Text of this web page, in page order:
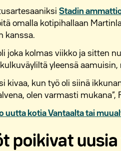
Stadin
omalla kotipihallaan
kanssa.
oli joka kolmas viikko ja sitten
yleensä
kivaa, kun työ oli siinä
olen varmasti mukana”,
uutta kotia Vantaalta tai
poikivat